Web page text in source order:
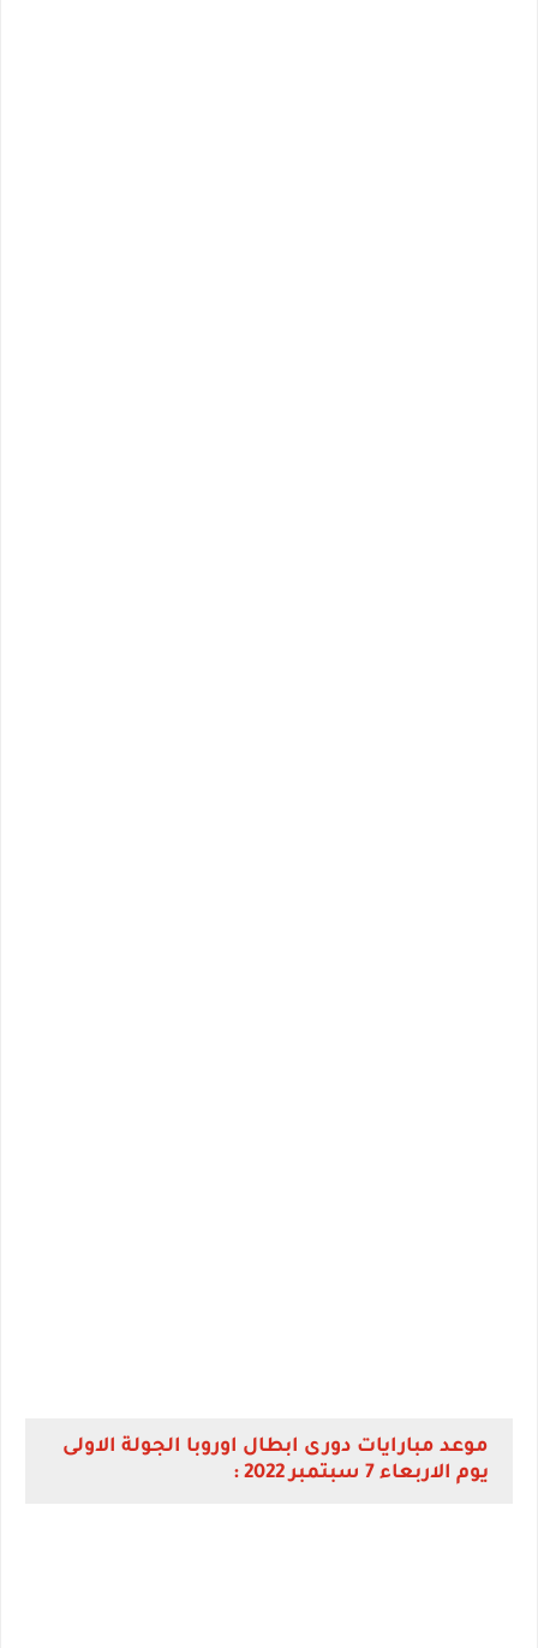
موعد مبارايات دورى ابطال اوروبا الجولة الاولى
يوم الاربعاء 7 سبتمبر 2022 :